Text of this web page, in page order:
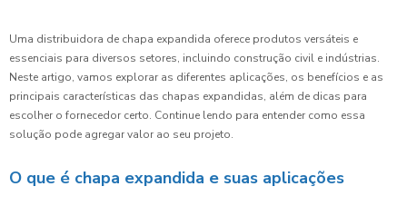
Uma distribuidora de chapa expandida oferece produtos versáteis e
essenciais para diversos setores, incluindo construção civil e indústrias.
Neste artigo, vamos explorar as diferentes aplicações, os benefícios e as
principais características das chapas expandidas, além de dicas para
escolher o fornecedor certo. Continue lendo para entender como essa
solução pode agregar valor ao seu projeto.
O que é chapa expandida e suas aplicações